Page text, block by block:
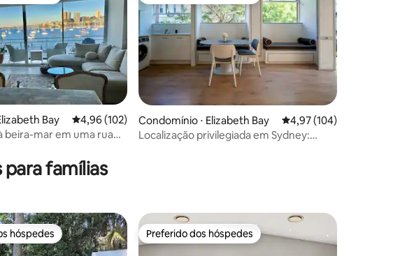
5, 398 avaliações
Bay 4,96 de uma avaliação média de 5, 102 avaliações
4,96 (102)
beira-mar em uma rua
Condomínio ⋅ Elizabeth Bay 4,97 de uma avaliação
4,97 (104)
Localização privilegiada em Sydney:
famílias
preferidos dos hóspedes
hóspedes Preferido dos hóspedes
Preferido dos hóspedes